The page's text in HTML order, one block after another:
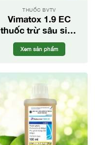
THUỐC BVTV
Vimatox 1.9 EC
thuốc trừ sâu sinh
học
Xem sản phẩm